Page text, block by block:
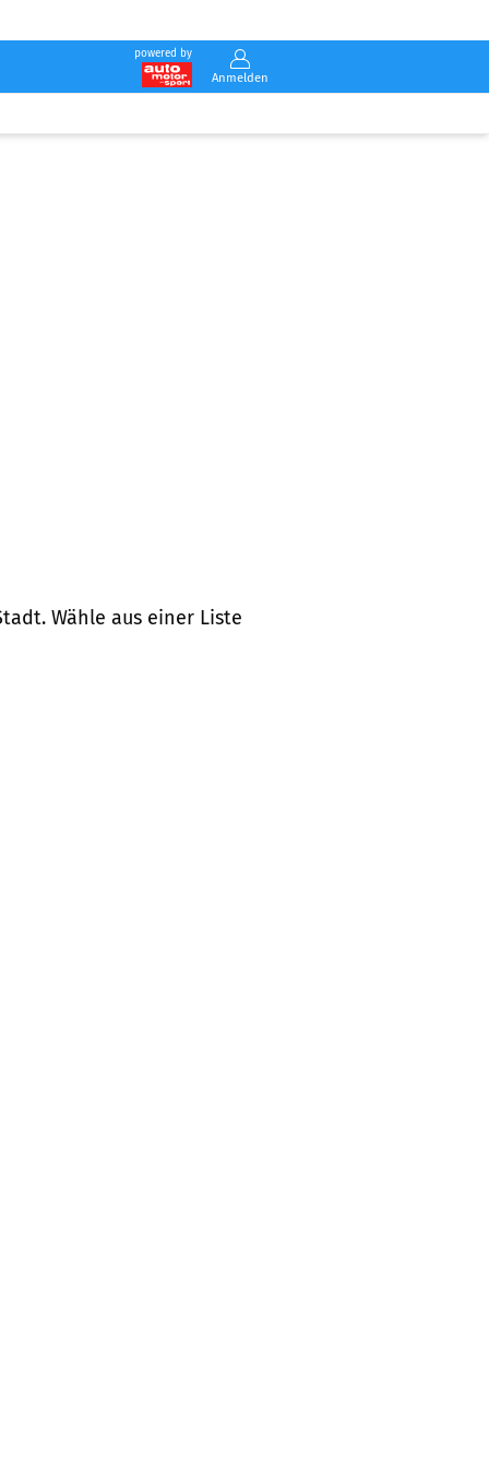
powered by
Anmelden
Wähle aus einer Liste